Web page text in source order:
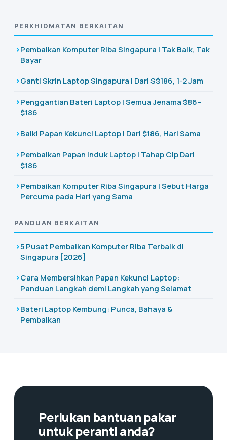
PERKHIDMATAN BERKAITAN
Pembaikan Komputer Riba Singapura | Tak Baik, Tak
Bayar
Ganti Skrin Laptop Singapura | Dari S$186, 1-2 Jam
Penggantian Bateri Laptop | Semua Jenama $86–
$186
Baiki Papan Kekunci Laptop | Dari $186, Hari Sama
Pembaikan Papan Induk Laptop | Tahap Cip Dari
$186
Pembaikan Komputer Riba Singapura | Sebut Harga
Percuma pada Hari yang Sama
PANDUAN BERKAITAN
5 Pusat Pembaikan Komputer Riba Terbaik di
Singapura [2026]
Cara Membersihkan Papan Kekunci Laptop:
Panduan Langkah demi Langkah yang Selamat
Bateri Laptop Kembung: Punca, Bahaya &
Pembaikan
Perlukan bantuan pakar
untuk peranti anda?